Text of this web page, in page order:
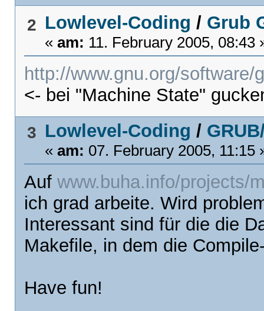
2 Lowlevel-Coding / Grub
«am: 11. February 2005, 08:43
http://www.gnu.org/
<- bei "Machine State"
3 Lowlevel-Coding /
«am: 07. February 2005, 11:15
Auf www.buha.info/projects/
ich grad arbeite. Wird
Interessant sind für die die
Makefile, in dem die
Have fun!